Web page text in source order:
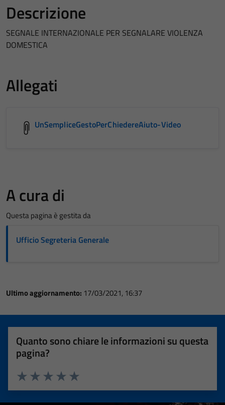
Descrizione
SEGNALE INTERNAZIONALE PER SEGNALARE VIOLENZA
DOMESTICA
Allegati
UnSempliceGestoPerChiedereAiuto-Video
A cura di
Questa pagina è gestita da
Ufficio Segreteria Generale
Ultimo aggiornamento: 17/03/2021, 16:37
Quanto sono chiare le informazioni su questa
pagina?
Valuta 5 stelle su 5
Valuta 4 stelle su 5
Valuta 3 stelle su 5
Valuta 2 stelle su 5
Valuta 1 stelle su 5